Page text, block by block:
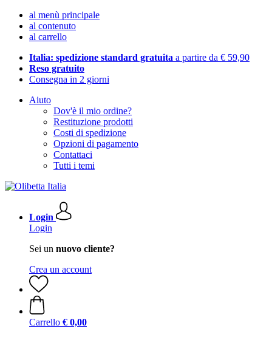
al menù principale
al contenuto
al carrello
Italia: spedizione standard gratuita a partire da € 59,90
Reso gratuito
Consegna in 2 giorni
Aiuto
Dov'è il mio ordine?
Restituzione prodotti
Costi di spedizione
Opzioni di pagamento
Contattaci
Tutti i temi
Login
Login
Sei un nuovo cliente?
Crea un account
Carrello € 0,00